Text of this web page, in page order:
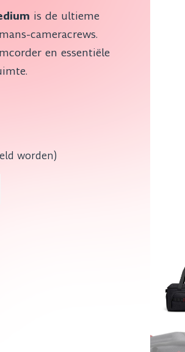
is de ultieme
cameracrews.
en essentiële
worden)